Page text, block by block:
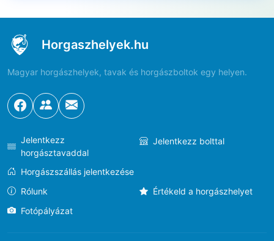
Horgaszhelyek.hu
Magyar horgászhelyek, tavak és horgászboltok egy helyen.
Jelentkezz
horgásztavaddal
Jelentkezz bolttal
Horgászszállás jelentkezése
Rólunk
Értékeld a horgászhelyet
Fotópályázat